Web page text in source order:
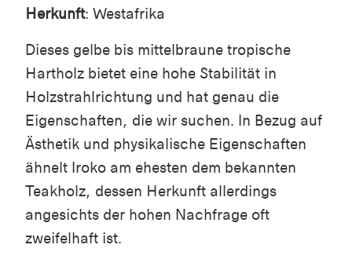
Herkunft: Westafrika
Dieses gelbe bis mittelbraune tropische
Hartholz bietet eine hohe Stabilität in
Holzstrahlrichtung und hat genau die
Eigenschaften, die wir suchen. In Bezug auf
Ästhetik und physikalische Eigenschaften
ähnelt Iroko am ehesten dem bekannten
Teakholz, dessen Herkunft allerdings
angesichts der hohen Nachfrage oft
zweifelhaft ist.